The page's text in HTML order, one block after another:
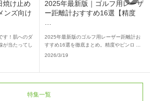
焼け止め
ンズ向け
す！肌へのダ
が当たってし
2025年最新版｜ゴルフ用レーザ
ー距離計おすすめ16選【精度
…
2025年最新版のゴルフ用レーザー距離計お
すすめ16選を徹底まとめ。精度やピンロ ...
2026/3/19
特集一覧